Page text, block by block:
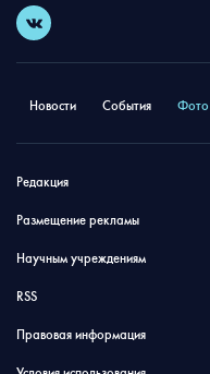
Новости События Фото
Редакция
Размещение рекламы
Научным учреждениям
RSS
Правовая информация